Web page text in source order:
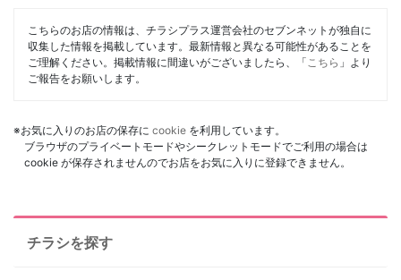
こちらのお店の情報は、チラシプラス運営会社のセブンネットが独自に
収集した情報を掲載しています。最新情報と異なる可能性があることを
ご理解ください。掲載情報に間違いがございましたら、「 こちら 」より
ご報告をお願いします。
※お気に入りのお店の保存に cookie を利用しています。
ブラウザのプライベートモードやシークレットモードでご利用の場合は
cookie が保存されませんのでお店をお気に入りに登録できません。
チラシを探す